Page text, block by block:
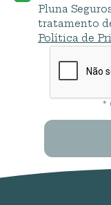
Pluna
tratamento
Política de
*